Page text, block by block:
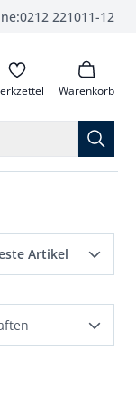
0212 221011-12
anrufen
Warenkorb
Artikel
Artikel